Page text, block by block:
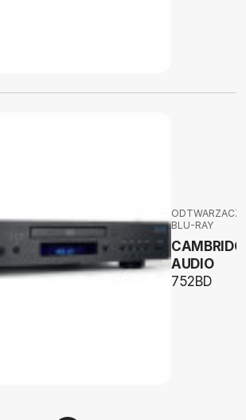
ODTWARZACZE
BLU-RAY
AUDIO
752BD